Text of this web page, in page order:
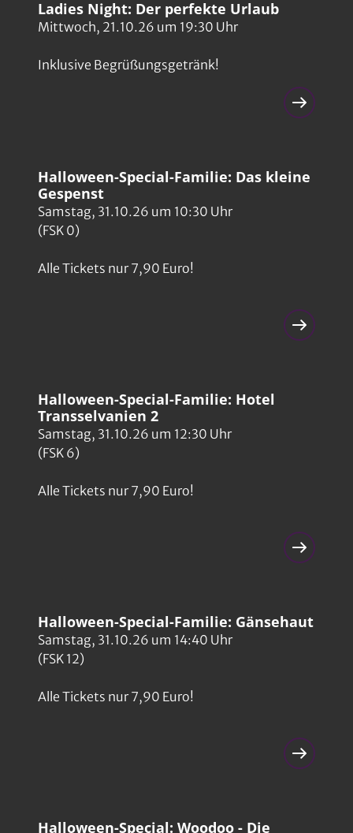
Ladies Night: Der perfekte Urlaub
Mittwoch, 21.10.26 um 19:30 Uhr
Inklusive Begrüßungsgetränk!
Halloween-Special-Familie: Das kleine
Gespenst
Samstag, 31.10.26 um 10:30 Uhr
(FSK 0)
Alle Tickets nur 7,90 Euro!
Halloween-Special-Familie: Hotel
Transselvanien 2
Samstag, 31.10.26 um 12:30 Uhr
(FSK 6)
Alle Tickets nur 7,90 Euro!
Halloween-Special-Familie: Gänsehaut
Samstag, 31.10.26 um 14:40 Uhr
(FSK 12)
Alle Tickets nur 7,90 Euro!
Halloween-Special: Woodoo - Die